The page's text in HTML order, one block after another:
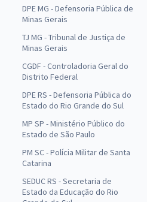
DPE MG - Defensoria Pública de
Minas Gerais
TJ MG - Tribunal de Justiça de
Minas Gerais
CGDF - Controladoria Geral do
Distrito Federal
DPE RS - Defensoria Pública do
Estado do Rio Grande do Sul
MP SP - Ministério Público do
Estado de São Paulo
PM SC - Polícia Militar de Santa
Catarina
SEDUC RS - Secretaria de
Estado da Educação do Rio